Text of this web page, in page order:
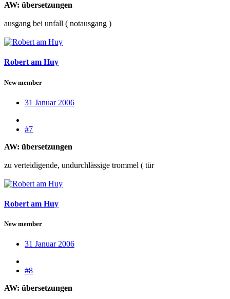
AW: übersetzungen
ausgang bei unfall ( notausgang )
Robert am Huy
New member
31 Januar 2006
#7
AW: übersetzungen
zu verteidigende, undurchlässige trommel ( tür
Robert am Huy
New member
31 Januar 2006
#8
AW: übersetzungen